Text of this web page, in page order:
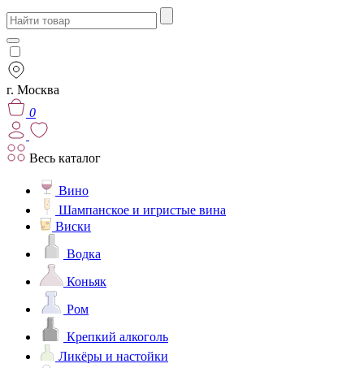
г. Москва
0
Весь каталог
Вино
Шампанское и игристые вина
Виски
Водка
Коньяк
Ром
Крепкий алкоголь
Ликёры и настойки